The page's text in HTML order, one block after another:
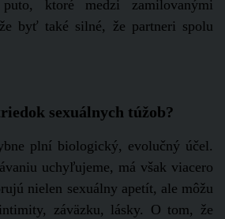
ktoré medzi zamilovanými
byť také silné, že partneri spolu
sexuálnych túžob?
plní biologický, evolučný účel.
uchyľujeme, má však viacero
nielen sexuálny apetít, ale môžu
záväzku, lásky. O tom, že